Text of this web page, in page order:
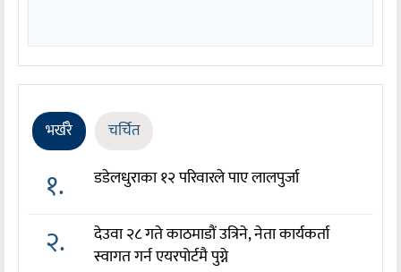
भर्खरै चर्चित
१. डडेलधुराका १२ परिवारले पाए लालपुर्जा
२.
देउवा २८ गते काठमाडौं उत्रिने, नेता कार्यकर्ता
स्वागत गर्न एयरपोर्टमै पुग्ने